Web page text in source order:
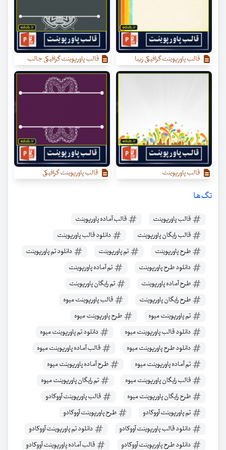
قالب پاورپوینت گرافیکی زیبا قالب پاورپوینت گرافیکی جالب
قالب پاورپوینت قالب پاورپوینت گرافیکی
تگ‌ها
قالب پاورپوینت
قالب آماده پاورپوینت
قالب رایگان پاورپوینت
دانلود قالب پاورپوینت
طرح پاورپوینت
تم پاورپوینت
دانلود تم پاورپوینت
دانلود طرح پاورپوینت
تم آماده پاورپوینت
طرح آماده پاورپوینت
تم رایگان پاورپوینت
طرح رایگان پاورپوینت
قالب پاورپوینت میوه
تم پاورپوینت میوه
طرح پاورپوینت میوه
دانلود قالب پاورپوینت میوه
دانلود تم پاورپوینت میوه
دانلود طرح پاورپوینت میوه
قالب آماده پاورپوینت میوه
تم آماده پاورپوینت میوه
طرح آماده پاورپوینت میوه
قالب رایگان پاورپوینت میوه
تم رایگان پاورپوینت میوه
طرح رایگان پاورپوینت میوه
قالب پاورپوینت آووکادو
تم پاورپوینت آووکادو
طرح پاورپوینت آووکادو
دانلود قالب پاورپوینت آووکادو
دانلود تم پاورپوینت آووکادو
دانلود طرح پاورپوینت آووکادو
قالب آماده پاورپوینت آووکادو